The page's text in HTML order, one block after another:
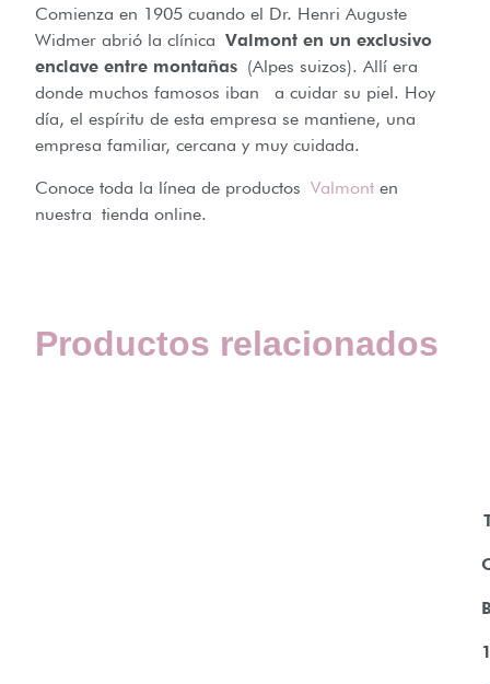
Comienza en 1905 cuando el Dr. Henri Auguste
Widmer abrió la clínica Valmont en un exclusivo
enclave entre montañas (Alpes suizos). Allí era
donde muchos famosos iban a cuidar su piel. Hoy
día, el espíritu de esta empresa se mantiene, una
empresa familiar, cercana y muy cuidada.
Conoce toda la línea de productos Valmont en
nuestra tienda online.
Productos relacionados